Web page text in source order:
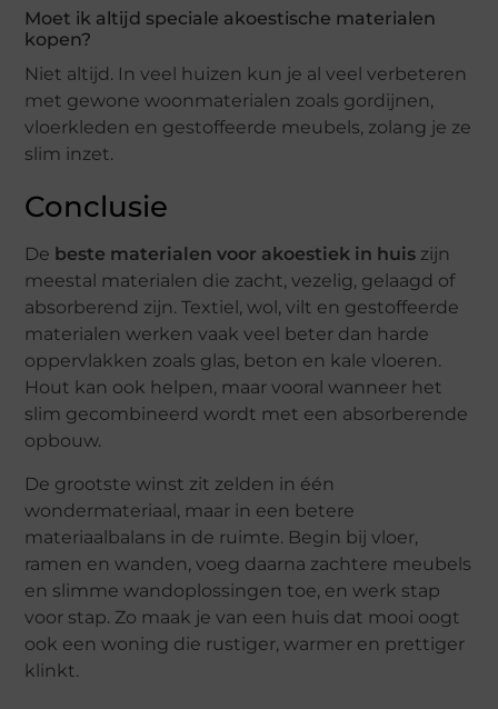
Moet ik altijd speciale akoestische materialen
kopen?
Niet altijd. In veel huizen kun je al veel verbeteren
met gewone woonmaterialen zoals gordijnen,
vloerkleden en gestoffeerde meubels, zolang je ze
slim inzet.
Conclusie
De beste materialen voor akoestiek in huis zijn
meestal materialen die zacht, vezelig, gelaagd of
absorberend zijn. Textiel, wol, vilt en gestoffeerde
materialen werken vaak veel beter dan harde
oppervlakken zoals glas, beton en kale vloeren.
Hout kan ook helpen, maar vooral wanneer het
slim gecombineerd wordt met een absorberende
opbouw.
De grootste winst zit zelden in één
wondermateriaal, maar in een betere
materiaalbalans in de ruimte. Begin bij vloer,
ramen en wanden, voeg daarna zachtere meubels
en slimme wandoplossingen toe, en werk stap
voor stap. Zo maak je van een huis dat mooi oogt
ook een woning die rustiger, warmer en prettiger
klinkt.